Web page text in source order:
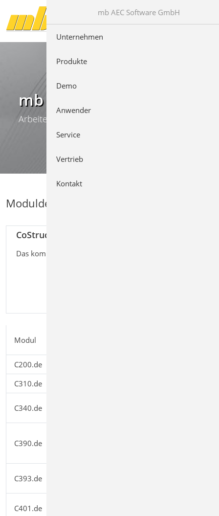
Direkt zur Hauptnavigation springen
Direkt zum Inhalt springen
mb WorkSuite
Arbeiten mit Komfort
Moduldetails
CoStruc+
Das komplette Verbundbau-Paket
Modul
C200.de
C310.de
C340.de
C390.de
C393.de
C401.de
mb AEC Software GmbH
Unternehmen
Produkte
Demo
Anwender
Service
Vertrieb
Kontakt